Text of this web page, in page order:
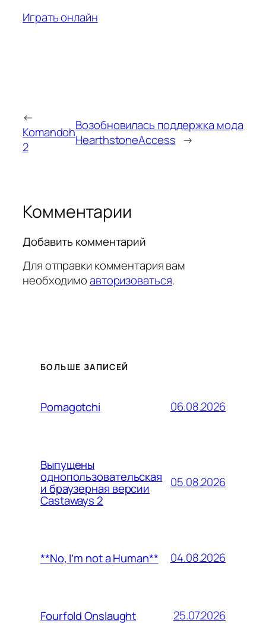
Играть онлайн
←
Komandoh
2
Возобновилась поддержка мода
HearthstoneAccess →
Комментарии
Добавить комментарий
Для отправки комментария вам
необходимоавторизоваться.
БОЛЬШЕ ЗАПИСЕЙ
Pomagotchi 06.08.2026
Выпущены
однопользовательская
и браузерная версии
Castaways 2
05.08.2026
**No, I’m not a Human** 04.08.2026
Fourfold Onslaught 25.07.2026